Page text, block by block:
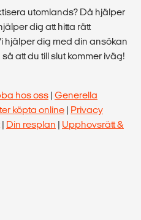
utomlands? Då hjälper
dig att hitta rätt
hjälper dig med din ansökan
att du till slut kommer iväg!
hos oss | Generella
köpta online | Privacy
| Din resplan | Upphovsrätt &